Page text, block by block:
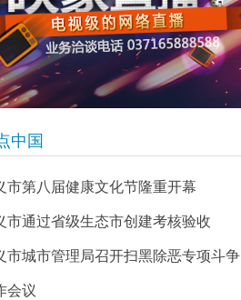
中国
市第八届健康文化节隆重开幕
市通过省级生态市创建考核验收
市城市管理局召开扫黑除恶专项斗争
会议